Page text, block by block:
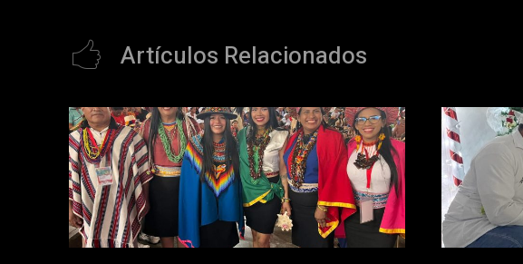
Artículos Relacionados